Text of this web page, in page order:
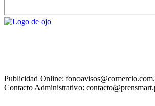
Publicidad Online:
Contacto Administrativo: